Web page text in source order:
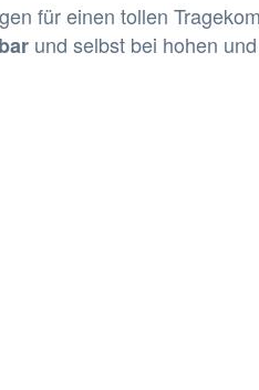
für einen tollen
und selbst bei hohen